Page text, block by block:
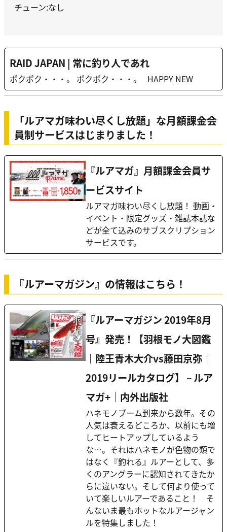
チューン:なし
RAID JAPAN | 常に釣り人であれ
ポクポク・・・。 ポクポク・・・。 HAPPY NEW
「ルアマガ味わい尽くし放題」な月額課金会
員制サービスはじまりました！
『ルアマガ』月額課金会員サ
ービスサイト
ルアマガ味わい尽くし放題！ 動画・
イベント・限定グッズ・雑誌本誌な
どが全て込みのサブスクリプション
サービスです。
『ルアーマガジン』の情報はこちら！
『ルアーマガジン 2019年8月
号』発売！【羽根モノ大図鑑
｜陸王青木大介vs藤田京弥｜
2019リールカタログ】 – ルア
マガ+｜内外出版社
ハネモノブーム到来から数年。その
人気は衰えるどころか、以前にも増
してヒートアップしているよう
な…。それはハネモノが色物の類で
はなく『釣れる』ルアーとして、多
くのアングラーに認知されてきたか
らに違いない。そして何より使って
いて楽しいルアーであること！ そ
んないま最もホットなルアージャン
ルを特集しました！